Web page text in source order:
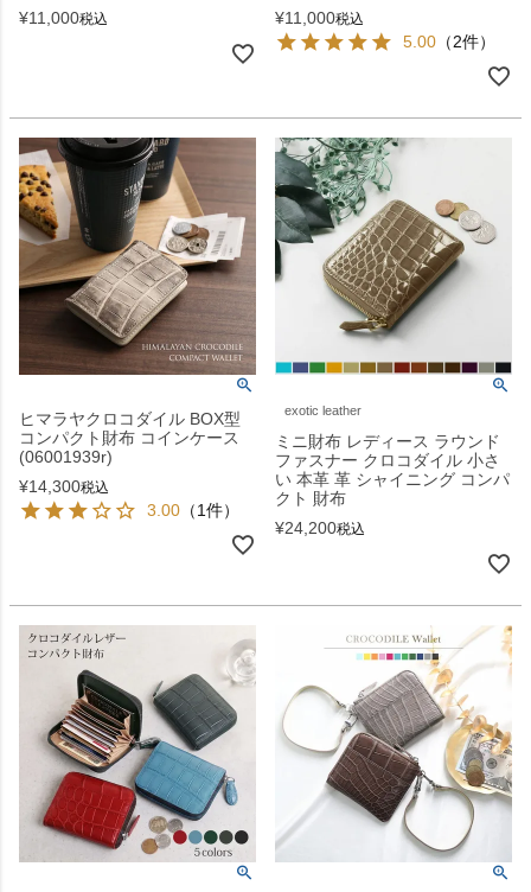
¥11,000税込
¥11,000税込
5.00 （2件）
ヒマラヤクロコダイル BOX型
コンパクト財布 コインケース
(06001939r)
¥14,300税込
3.00 （1件）
exotic leather
ミニ財布 レディース ラウンド
ファスナー クロコダイル 小さ
い 本革 革 シャイニング コンパ
クト 財布
¥24,200税込